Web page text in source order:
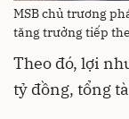
MSB chủ trương
tăng trưởng tiếp
Theo đó, lợi
tỷ đồng, tổng